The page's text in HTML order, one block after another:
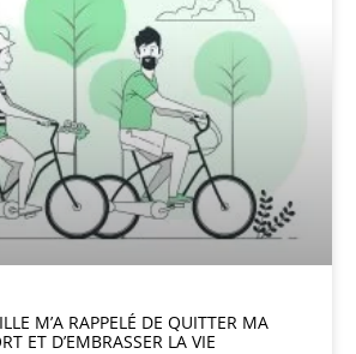
M’A RAPPELÉ DE QUITTER MA
ET D’EMBRASSER LA VIE